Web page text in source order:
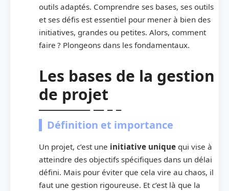
outils adaptés. Comprendre ses bases, ses outils
et ses défis est essentiel pour mener à bien des
initiatives, grandes ou petites. Alors, comment
faire ? Plongeons dans les fondamentaux.
Les bases de la gestion
de projet
Définition et importance
Un projet, c’est une initiative unique qui vise à
atteindre des objectifs spécifiques dans un délai
défini. Mais pour éviter que cela vire au chaos, il
faut une gestion rigoureuse. Et c’est là que la